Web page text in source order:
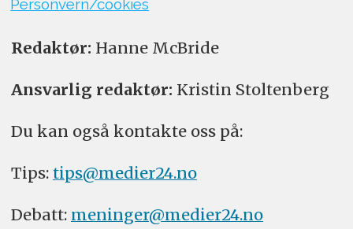
Personvern/cookies
Redaktør: Hanne McBride
Ansvarlig redaktør: Kristin Stoltenberg
Du kan også kontakte oss på:
Tips: tips@medier24.no
Debatt: meninger@medier24.no